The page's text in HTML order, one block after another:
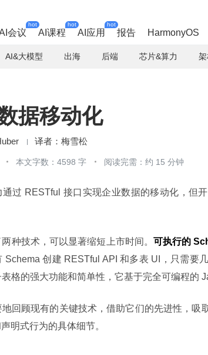
会议
hot
AI课程
hot
AI应用
hot
报告 HarmonyOS
AI&大模型 出海 后端 芯片&算力
据移动化
梅雪松
本文字数：4598 字 阅读完需：约 15 分钟
通过 RESTful 接口实现企业数据的移动化，但
种技术，可以显著缩短上市时间。 可执行的
Schema 创建 RESTful API 和多表 UI，只需要几
格的强大功能和简单性，它基于完全可编程的
回顾现有的关键技术，借助它们的先进性，吸
明式行为的具体细节。